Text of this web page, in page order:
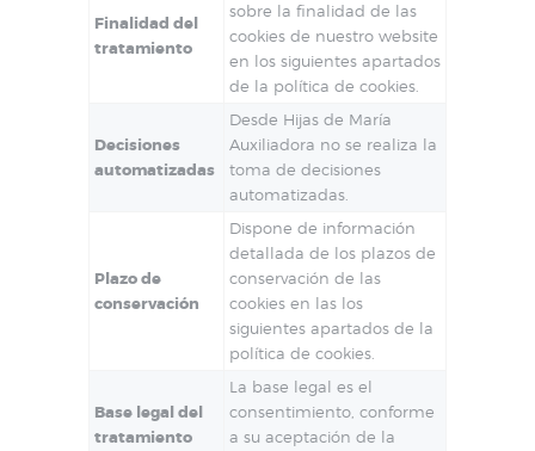
Finalidad del
tratamiento
sobre la finalidad de las
cookies de nuestro website
en los siguientes apartados
de la política de cookies.
Decisiones
automatizadas
Desde Hijas de María
Auxiliadora no se realiza la
toma de decisiones
automatizadas.
Plazo de
conservación
Dispone de información
detallada de los plazos de
conservación de las
cookies en las los
siguientes apartados de la
política de cookies.
Base legal del
tratamiento
La base legal es el
consentimiento, conforme
a su aceptación de la